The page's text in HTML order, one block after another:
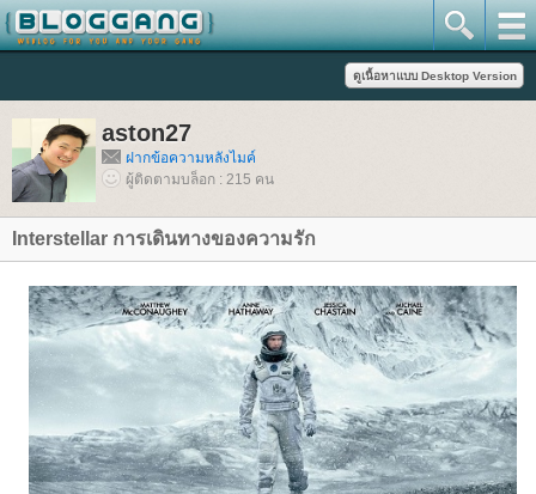
aston27
ฝากข้อความหลังไมค์
ผู้ติดตามบล็อก : 215 คน
Interstellar การเดินทางของความรัก